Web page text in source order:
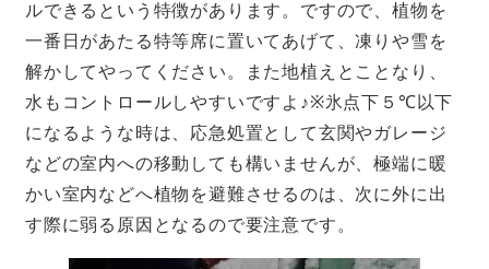
ルできるという特徴があります。ですので、植物を
一番日があたる特等席に置いてあげて、凍りや雪を
解かしてやってください。また地植えとことなり、
水もコントロールしやすいですよ♪※氷点下５℃以下
になるような時は、応急処置として玄関やガレージ
などの室内への移動しても構いませんが、極端に暖
かい室内などへ植物を避難させるのは、次に外に出
す際に弱る原因となるので要注意です。